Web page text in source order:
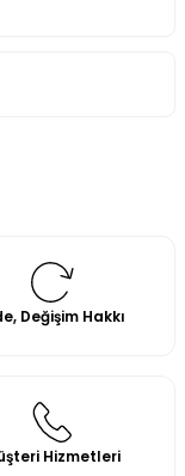
Değişim Hakkı
Hizmetleri